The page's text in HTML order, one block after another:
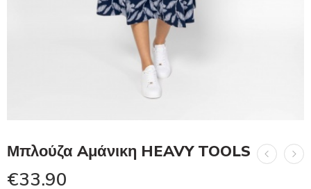
Μπλούζα Aμάνικη HEAVY TOOLS
€33.90